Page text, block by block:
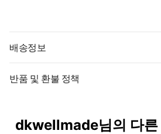
배송정보
반품 및 환불 정책
dkwellmade님의 다른